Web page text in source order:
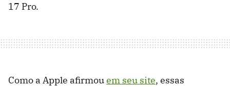
17 Pro.
Como a Apple afirmouem seu site, essas